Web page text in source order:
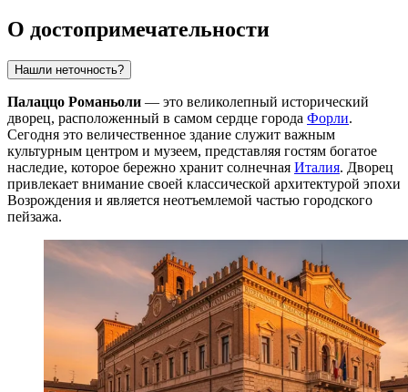
О достопримечательности
Нашли неточность?
Палаццо Романьоли — это великолепный исторический
дворец, расположенный в самом сердце города Форли.
Сегодня это величественное здание служит важным
культурным центром и музеем, представляя гостям богатое
наследие, которое бережно хранит солнечная Италия. Дворец
привлекает внимание своей классической архитектурой эпохи
Возрождения и является неотъемлемой частью городского
пейзажа.